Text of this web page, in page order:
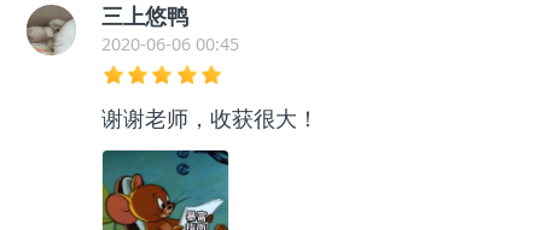
三上悠鸭
2020-06-06 00:45
谢谢老师，收获很大！